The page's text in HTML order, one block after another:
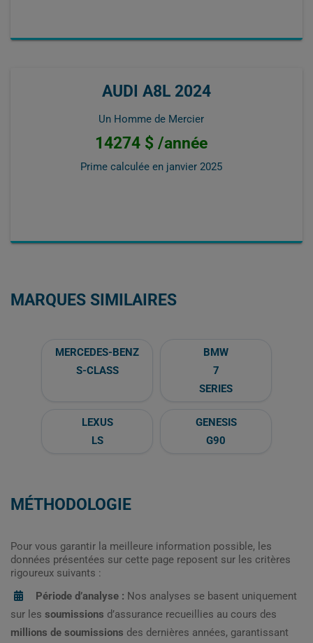
AUDI A8L 2024
Un Homme de Mercier
14274 $ /année
Prime calculée en janvier 2025
MARQUES SIMILAIRES
MERCEDES-BENZ
S-CLASS
BMW
7
SERIES
LEXUS
LS
GENESIS
G90
MÉTHODOLOGIE
Pour vous garantir la meilleure information possible, les
données présentées sur cette page reposent sur les critères
rigoureux suivants :
Période d’analyse : Nos analyses se basent uniquement
sur les soumissions d’assurance recueillies au cours des
millions de soumissions des dernières années, garantissant